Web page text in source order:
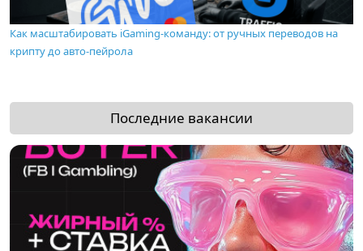
Как масштабировать iGaming-команду: от ручных переводов на
крипту до авто-пейрола
Последние вакансии